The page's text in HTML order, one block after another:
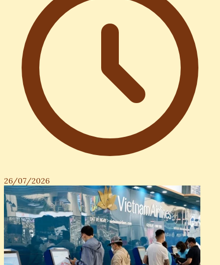
26/07/2026